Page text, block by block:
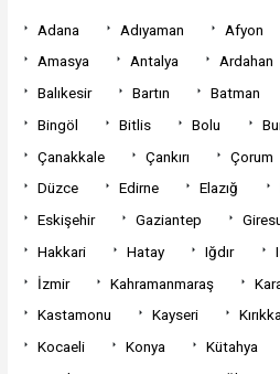
Adana Adıyaman Afyon
Amasya
Antalya Ardahan
Balıkesir
Bartın Batman
Bingöl
Bitlis Bolu
Çanakkale
Çankırı Çorum
Düzce
Edirne Elazığ
Eskişehir
Gaziantep
Hakkari
Hatay Iğdır
İzmir
Kahramanmaraş
Kastamonu
Kayseri
Kocaeli
Konya Kütahya